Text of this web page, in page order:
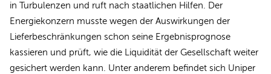
in Turbulenzen und ruft nach staatlichen Hilfen. Der
Energiekonzern musste wegen der Auswirkungen der
Lieferbeschränkungen schon seine Ergebnisprognose
kassieren und prüft, wie die Liquidität der Gesellschaft weiter
gesichert werden kann. Unter anderem befindet sich Uniper